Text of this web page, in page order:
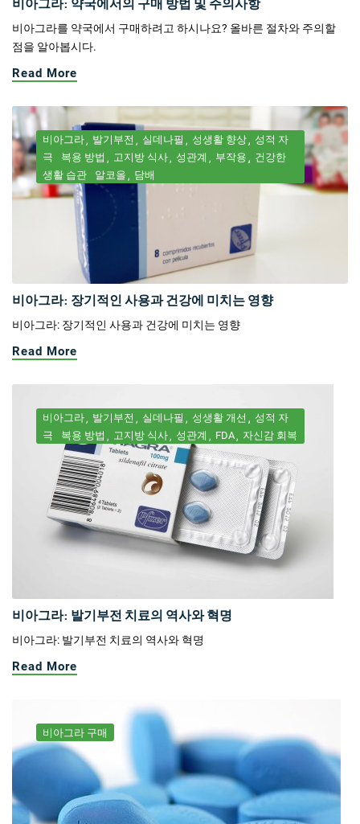
비아그라를 약국에서 구매하려고 하시나요? 올바른 절차와 주의할
점을 알아봅시다.
Read More
비아그라 발기부전 실데나필 성생활 향상
성적 자
극
복용 방법 고지방 식사 성관계 부작용
건강한
생활 습관
알코올 담배
비아그라: 장기적인 사용과 건강에 미치는 영향
비아그라: 장기적인 사용과 건강에 미치는 영향
Read More
비아그라 발기부전 실데나필 성생활 개선
성적 자
극
복용 방법 고지방 식사 성관계 FDA 자신감 회복
비아그라: 발기부전 치료의 역사와 혁명
비아그라: 발기부전 치료의 역사와 혁명
Read More
비아그라 구매